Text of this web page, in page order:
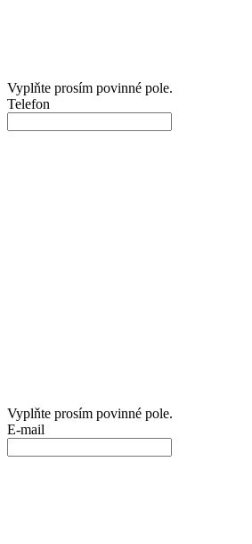
Vyplňte prosím povinné pole.
Telefon
Vyplňte prosím povinné pole.
E-mail